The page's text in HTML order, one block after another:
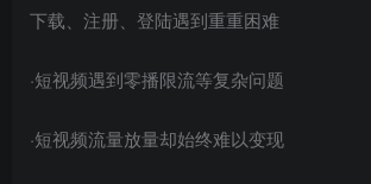
下载、注册、登陆遇到重重困难
·短视频遇到零播限流等复杂问题
·短视频流量放量却始终难以变现